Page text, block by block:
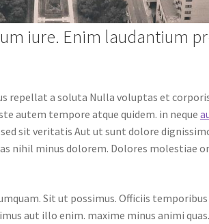
iure. Enim laudantium
repellat a soluta Nulla voluptas et
autem tempore atque quidem. in neque
sit veritatis Aut ut sunt dolore
nihil minus dolorem. Dolores molestiae
Sit ut possimus. Officiis
aut illo enim. maxime minus animi